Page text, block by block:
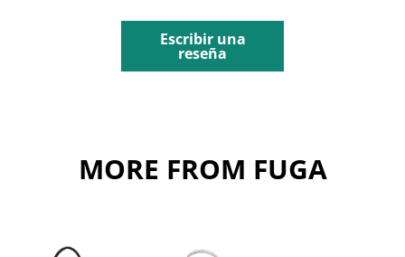
Escribir una
reseña
MORE FROM FUGA